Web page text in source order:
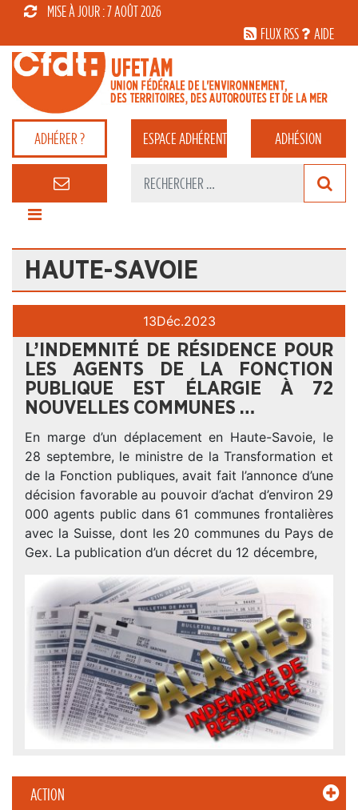
MISE À JOUR : 7 AOÛT 2026
FLUX RSS
AIDE
ADHÉRER ? ESPACEADHÉRENT ADHÉSION
HAUTE-SAVOIE
ACTION
13Déc.2023
L’INDEMNITÉ DE RÉSIDENCE POUR
LES AGENTS DE LA FONCTION
PUBLIQUE EST ÉLARGIE À 72
NOUVELLES COMMUNES …
En marge d’un déplacement en Haute-Savoie, le
28 septembre, le ministre de la Transformation et
de la Fonction publiques, avait fait l’annonce d’une
décision favorable au pouvoir d’achat d’environ 29
000 agents public dans 61 communes frontalières
avec la Suisse, dont les 20 communes du Pays de
Gex. La publication d’un décret du 12 décembre,